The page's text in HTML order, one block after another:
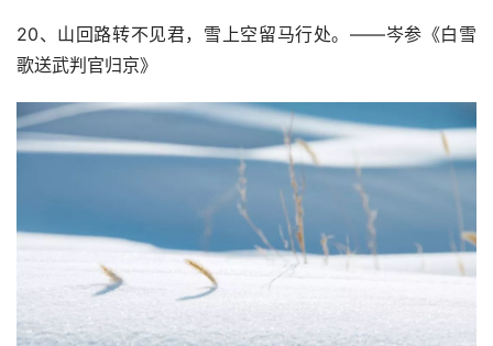
20、山回路转不见君，雪上空留马行处。——岑参《白雪
歌送武判官归京》